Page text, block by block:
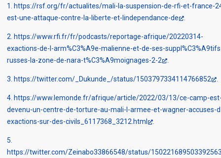
1
https://rsf.org/fr/actualites/mali-la-suspension-de-rfi-et-france-
est-une-attaque-contre-la-liberte-et-lindependance-de
2 https://www.rfi.fr/fr/podcasts/reportage-afrique/20220314-
exactions-de-l-arm%C3%A9e-malienne-et-de-ses-
russes-la-zone-de-nara-t%C3%A9moignages-2-2
3 https://twitter.com/_Dukunde_/status/1503797334114766852
4 https://www.lemonde.fr/afrique/article/2022/03/13/ce-camp-
devenu-un-centre-de-torture-au-mali-l-armee-et-wagner-accuses-
exactions-sur-des-civils_6117368_3212.html
5
https://twitter.com/Zeinabo33866548/status/